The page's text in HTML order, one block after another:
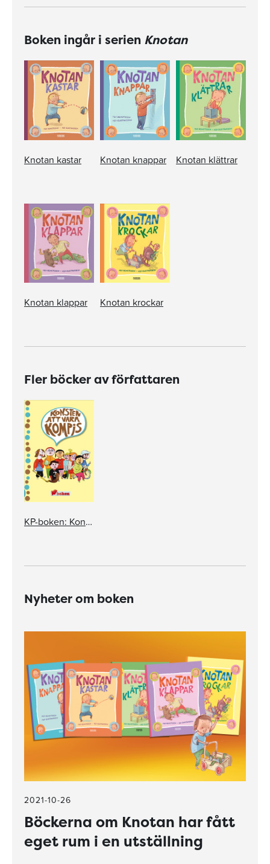
Boken ingår i serien Knotan
Knotan kastar Knotan knappar Knotan klättrar
Knotan klappar Knotan krockar
Fler böcker av författaren
KP-boken: Konsten att vara kompis
Nyheter om boken
2021-10-26
Böckerna om Knotan har fått
eget rum i en utställning